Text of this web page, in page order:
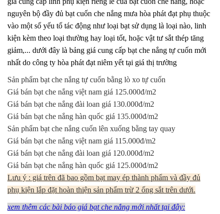
nguyên bộ đầy đủ bạt cuốn che nắng mưa hòa phát đạt phụ thuộc
vào một số yếu tố tác động như loại bạt sử dụng là loại nào, linh
kiện kèm theo loại thường hay loại tốt, hoặc vật tư sắt thép tăng
giảm,... dưới đây là bảng giá cung cấp bạt che nắng tự cuốn mới
nhất do công ty hòa phát đạt niêm yết tại giá thị trường
Sản phẩm bạt che nắng tự cuốn bằng lò xo tự cuốn
Giá bán bạt che nắng việt nam giá 125.000đ/m2
Giá bán bạt che nắng đài loan giá 130.000đ/m2
Giá bán bạt che nắng hàn quốc giá 135.000đ/m2
Sản phẩm bạt che nắng cuốn lên xuống bằng tay quay
Giá bán bạt che nắng việt nam giá 115.000đ/m2
Giá bán bạt che nắng đài loan giá 120.000đ/m2
Giá bán bạt che nắng hàn quốc giá 125.000đ/m2
Lưu ý : giá trên đã bao gồm bạt may ép thành phẩm và đầy đủ
phụ kiện lắp đặt hoàn thiện sản phẩm trừ 2 ống sắt trên dưới.
xem thêm các bài báo giá bạt che nắng mới nhất tại đây: